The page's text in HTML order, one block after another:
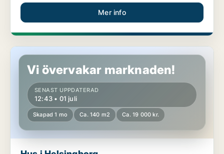
Mer info
Hus i Helsingborg
Vi övervakar marknaden!
SENAST UPPDATERAD
12:43 • 01 juli
Skapad 1 mo Ca. 140 m2 Ca. 19 000 kr.